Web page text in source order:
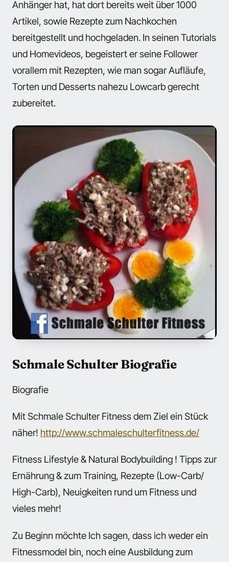
Anhänger hat, hat dort bereits weit über 1000
Artikel, sowie Rezepte zum Nachkochen
bereitgestellt und hochgeladen. In seinen Tutorials
und Homevideos, begeistert er seine Follower
vorallem mit Rezepten, wie man sogar Aufläufe,
Torten und Desserts nahezu Lowcarb gerecht
zubereitet.
Schmale Schulter Biografie
Biografie
Mit Schmale Schulter Fitness dem Ziel ein Stück
näher! http://www.schmaleschulterfitness.de/
Fitness Lifestyle & Natural Bodybuilding ! Tipps zur
Ernährung & zum Training, Rezepte (Low-Carb/
High-Carb), Neuigkeiten rund um Fitness und
vieles mehr!
Zu Beginn möchte Ich sagen, dass ich weder ein
Fitnessmodel bin, noch eine Ausbildung zum